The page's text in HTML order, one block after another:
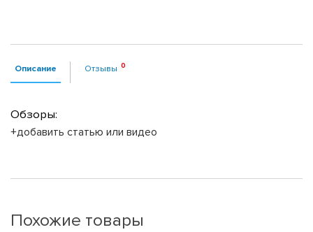
Описание Отзывы
Обзоры:
+добавить статью или видео
Похожие товары